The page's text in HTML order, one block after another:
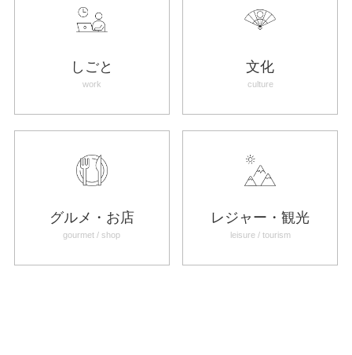
しごと
work
文化
culture
グルメ・お店
gourmet / shop
レジャー・観光
leisure / tourism